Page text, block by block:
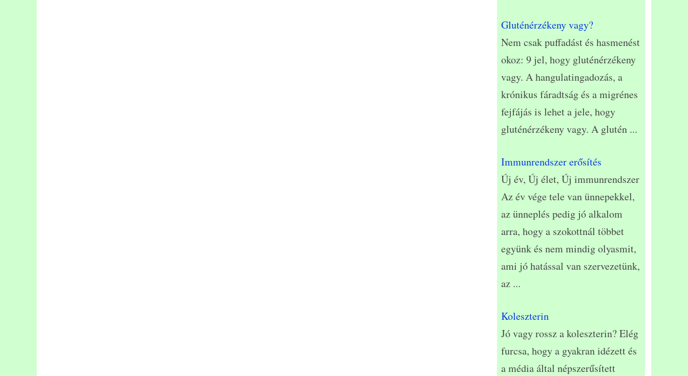
Gluténérzékeny vagy?
Nem csak puffadást és hasmenést
okoz: 9 jel, hogy gluténérzékeny
vagy. A hangulatingadozás, a
krónikus fáradtság és a migrénes
fejfájás is lehet a jele, hogy
gluténérzékeny vagy. A glutén ...
Immunrendszer erősítés
Új év, Új élet, Új immunrendszer
Az év vége tele van ünnepekkel,
az ünneplés pedig jó alkalom
arra, hogy a szokottnál többet
együnk és nem mindig olyasmit,
ami jó hatással van szervezetünk,
az ...
Koleszterin
Jó vagy rossz a koleszterin? Elég
furcsa, hogy a gyakran idézett és
a média által népszerűsített